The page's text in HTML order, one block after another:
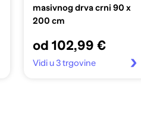
masivnog drva crni 90 x
200 cm
od 102,99 €
Vidi u 3 trgovine